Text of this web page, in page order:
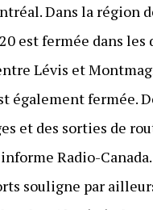
Dans la région
est fermée dans les
Lévis et
également fermée.
et des sorties de
Radio-
souligne par